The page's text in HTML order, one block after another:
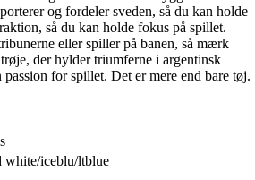
og fordeler sveden, så du kan holde
så du kan holde fokus på spillet.
eller spiller på banen, så mærk
der hylder triumferne i argentinsk
for spillet. Det er mere end bare tøj.
white/iceblu/ltblue